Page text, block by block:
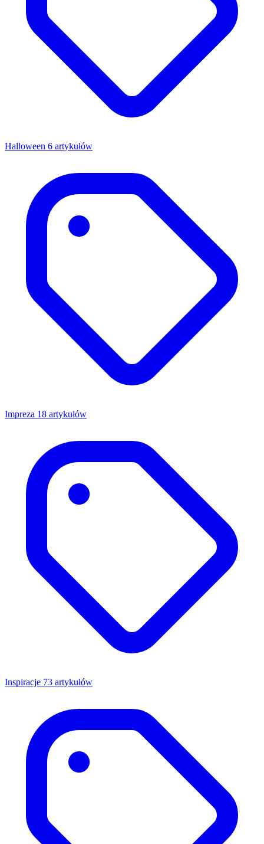
Halloween 6 artykułów
Impreza 18 artykułów
Inspiracje 73 artykułów